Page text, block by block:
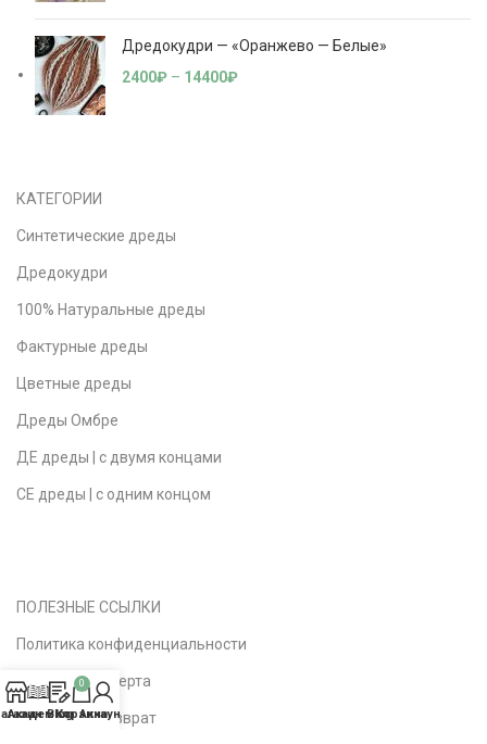
Дредокудри — «Оранжево — Белые»
2400₽ – 14400₽
КАТЕГОРИИ
Синтетические дреды
Дредокудри
100% Натуральные дреды
Фактурные дреды
Цветные дреды
Дреды Омбре
ДЕ дреды | с двумя концами
СЕ дреды | с одним концом
ПОЛЕЗНЫЕ ССЫЛКИ
Политика конфиденциальности
Публичная оферта
Доставка | Возврат
Академия
Blog
0
Корзина
Аккаунт